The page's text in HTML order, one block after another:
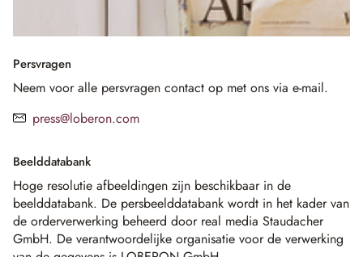
Persvragen
Neem voor alle persvragen contact op met ons via e-mail.
press@loberon.com
Beelddatabank
Hoge resolutie afbeeldingen zijn beschikbaar in de
beelddatabank. De persbeelddatabank wordt in het kader van
de orderverwerking beheerd door real media Staudacher
GmbH. De verantwoordelijke organisatie voor de verwerking